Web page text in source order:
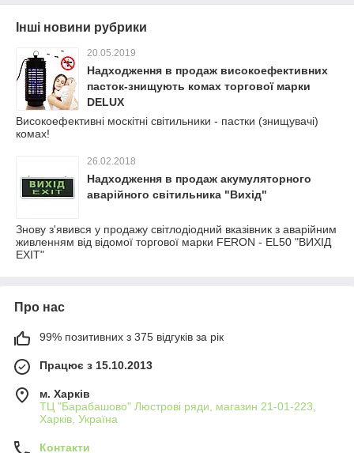
Інші новини рубрики
20.05.2019
Надходження в продаж високоефективних
пасток-знищують комах торгової марки
DELUX
Високоефективні москітні світильники - пастки (знищувачі)
комах!
26.02.2018
Надходження в продаж акумуляторного
аварійного світильника "Вихід"
Знову з'явився у продажу світлодіодний вказівник з аварійним
живленням від відомої торгової марки FERON - EL50 "ВИХІД
EXIT"
Про нас
99% позитивних з 375 відгуків за рік
Працює з 15.10.2013
м. Харків
ТЦ "Барабашово" Люстрові ряди, магазин 21-01-223,
Харків, Україна
Контакти